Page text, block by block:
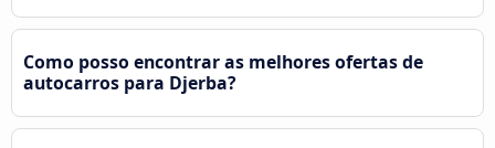
Como posso encontrar as melhores ofertas de
autocarros para Djerba?